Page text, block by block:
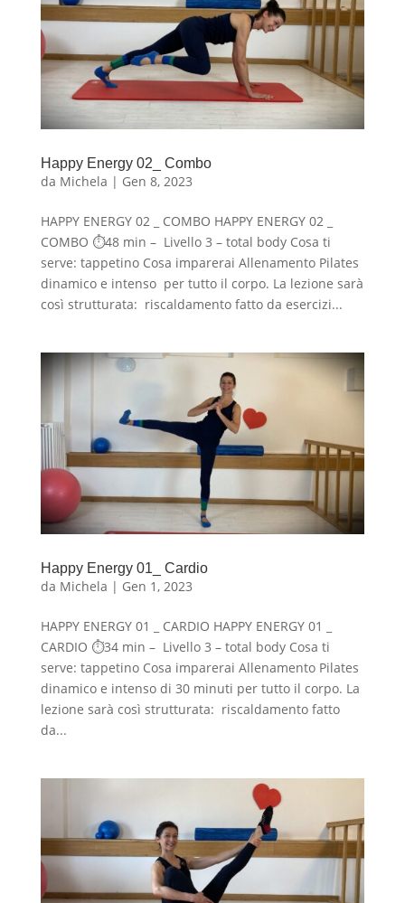
Happy Energy 02_ Combo
da Michela | Gen 8, 2023
HAPPY ENERGY 02 _ COMBO HAPPY ENERGY 02 _
COMBO ⏱48 min – Livello 3 – total body Cosa ti
serve: tappetino Cosa imparerai Allenamento Pilates
dinamico e intenso per tutto il corpo. La lezione sarà
così strutturata: riscaldamento fatto da esercizi...
Happy Energy 01_ Cardio
da Michela | Gen 1, 2023
HAPPY ENERGY 01 _ CARDIO HAPPY ENERGY 01 _
CARDIO ⏱34 min – Livello 3 – total body Cosa ti
serve: tappetino Cosa imparerai Allenamento Pilates
dinamico e intenso di 30 minuti per tutto il corpo. La
lezione sarà così strutturata: riscaldamento fatto
da...